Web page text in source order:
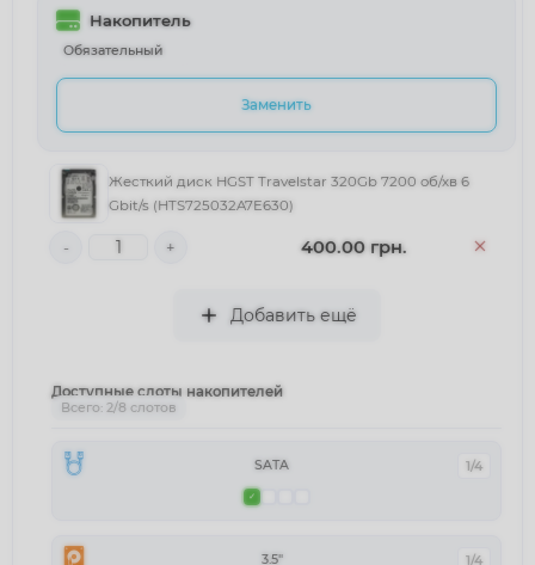
Накопитель
Обязательный
Заменить
Жесткий диск HGST Travelstar 320Gb 7200 об/хв 6
Gbit/s (HTS725032A7E630)
- + 400.00 грн.
Добавить ещё
Доступные слоты накопителей
Всего: 2/8 слотов
SATA 1/4
3.5" 1/4